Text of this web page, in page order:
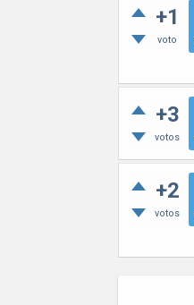
+1
voto
+3
votos
+2
votos